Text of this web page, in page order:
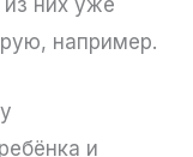
например.
и